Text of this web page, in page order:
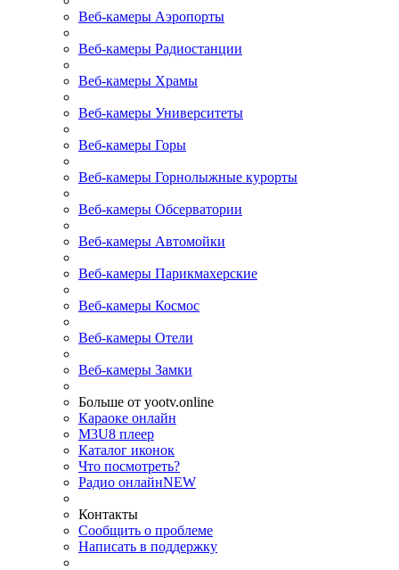
Веб-камеры Аэропорты
Веб-камеры Радиостанции
Веб-камеры Храмы
Веб-камеры Университеты
Веб-камеры Горы
Веб-камеры Горнолыжные курорты
Веб-камеры Обсерватории
Веб-камеры Автомойки
Веб-камеры Парикмахерские
Веб-камеры Космос
Веб-камеры Отели
Веб-камеры Замки
Больше от yootv.online
Караоке онлайн
M3U8 плеер
Каталог иконок
Что посмотреть?
Радио онлайнNEW
Контакты
Сообщить о проблеме
Написать в поддержку